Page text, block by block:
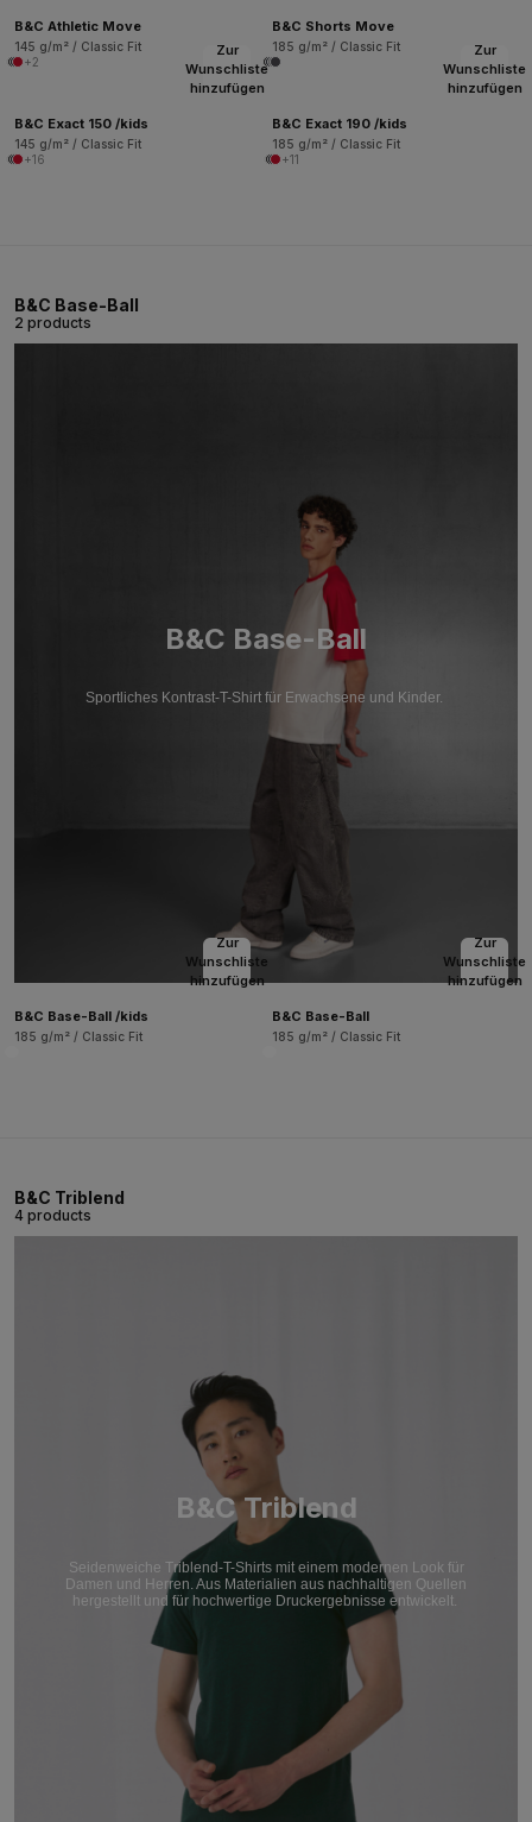
B&C Athletic Move
145 g/m² / Classic Fit
+2
B&C Shorts Move
185 g/m² / Classic Fit
Zur
Wunschliste
hinzufügen
B&C Exact 150 /kids
145 g/m² / Classic Fit
+16
Zur
Wunschliste
hinzufügen
B&C Exact 190 /kids
185 g/m² / Classic Fit
+11
B&C Base-Ball
2 products
B&C Base-Ball
Sportliches Kontrast-T-Shirt für Erwachsene und Kinder.
Zur
Wunschliste
hinzufügen
B&C Base-Ball /kids
185 g/m² / Classic Fit
Zur
Wunschliste
hinzufügen
B&C Base-Ball
185 g/m² / Classic Fit
B&C Triblend
4 products
B&C Triblend
Seidenweiche Triblend-T-Shirts mit einem modernen Look für
Damen und Herren. Aus Materialien aus nachhaltigen Quellen
hergestellt und für hochwertige Druckergebnisse entwickelt.